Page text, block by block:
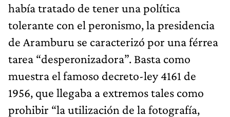
había tratado de tener una política
tolerante con el peronismo, la presidencia
de Aramburu se caracterizó por una férrea
tarea “desperonizadora”. Basta como
muestra el famoso decreto-ley 4161 de
1956, que llegaba a extremos tales como
prohibir “la utilización de la fotografía,